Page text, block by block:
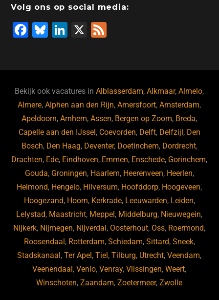
Volg ons op social media:
F
b
o
o
k
Bl
ky
Li
dI
n
X
Bekijk ook vacatures inAlblasserdam,Alkmaar,Almelo,
Almere,Alphen aan den Rijn,Amersfoort,Amsterdam,
Apeldoorn,Arnhem,Assen, Bergen op Zoom, Breda,
Capelle aan den IJssel, Coevorden, Delft, Delfzijl, Den
Bosch, Den Haag, Deventer, Doetinchem, Dordrecht,
Drachten, Ede, Eindhoven, Emmen, Enschede, Gorinchem,
Gouda, Groningen, Haarlem, Heerenveen, Heerlen,
Helmond, Hengelo, Hilversum, Hoofddorp, Hoogeveen,
Hoogezand, Hoorn, Kerkrade, Leeuwarden, Leiden,
Lelystad, Maastricht, Meppel, Middelburg, Nieuwegein,
Nijkerk, Nijmegen, Nijverdal, Oosterhout, Oss, Roermond,
Roosendaal, Rotterdam, Schiedam, Sittard, Sneek,
Stadskanaal,Ter Apel,Tiel,Tilburg, Utrecht,Veendam,
Veenendaal,Venlo,Venray,Vlissingen,Weert,
Winschoten,Zaandam,Zoetermeer,Zwolle